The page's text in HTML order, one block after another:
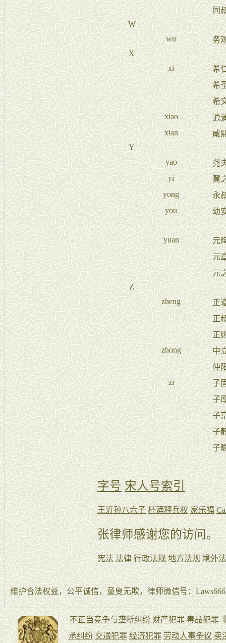
同
W
wu
务
X
xi
希
希
希
xiao
逍
xian
咸
Y
yao
尧
yi
翼
yong
永
you
幼
yuan
元
元
元
Z
zheng
正
正
正
zhong
中
仲
zi
子
子
子
子
子
字号 宋人号索引
王沂孙八六子 杯酒释兵权 家乐福
张律师感谢您的访问。
宪法 法律 行政法规 地方法规 境外
维护合法权益，公平诚信，童叟无欺，律师微信号：